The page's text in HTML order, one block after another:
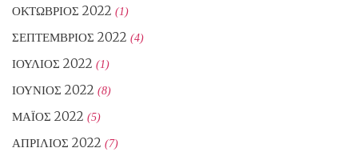
ΟΚΤΏΒΡΙΟΣ 2022 (1)
ΣΕΠΤΈΜΒΡΙΟΣ 2022 (4)
ΙΟΎΛΙΟΣ 2022 (1)
ΙΟΎΝΙΟΣ 2022 (8)
ΜΆΙΟΣ 2022 (5)
ΑΠΡΊΛΙΟΣ 2022 (7)